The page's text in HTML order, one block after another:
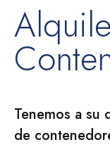
Tenemos a su
de